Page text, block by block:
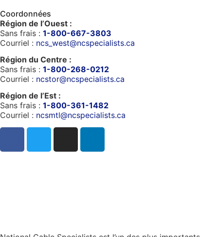
Coordonnées
Région de l’Ouest :
Sans frais : 1-800-667-3803
Courriel : ncs_west@ncspecialists.ca
Région du Centre :
Sans frais : 1-800-268-0212
Courriel : ncstor@ncspecialists.ca
Région de l’Est :
Sans frais : 1-800-361-1482
Courriel : ncsmtl@ncspecialists.ca